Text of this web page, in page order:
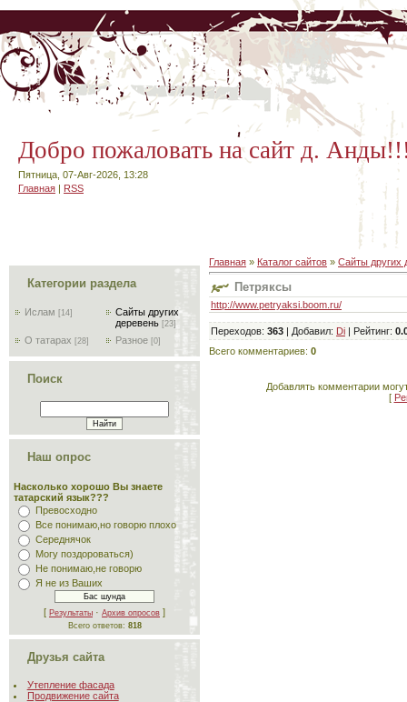
Добро пожаловать на сайт д.
Пятница, 07-Авг-2026, 13:28
Главная | RSS
Категории раздела
Ислам [14]
Сайты других
деревень [23]
О татарах [28] Разное [0]
Поиск
Наш опрос
Насколько хорошо Вы знаете
татарский язык???
Превосходно
Все понимаю,но говорю плохо
Середнячок
Могу поздороваться)
Не понимаю,не говорю
Я не из Ваших
[ Результаты · Архив опросов ]
Всего ответов: 818
Друзья сайта
Утепление фасада
Продвижение сайта
Главная » Каталог сайтов » Сайты других
Петряксы
http://www.petryaksi.boom.ru/
Переходов: 363 | Добавил: Di | Рейтинг:
Всего комментариев: 0
Добавлять комментарии
[